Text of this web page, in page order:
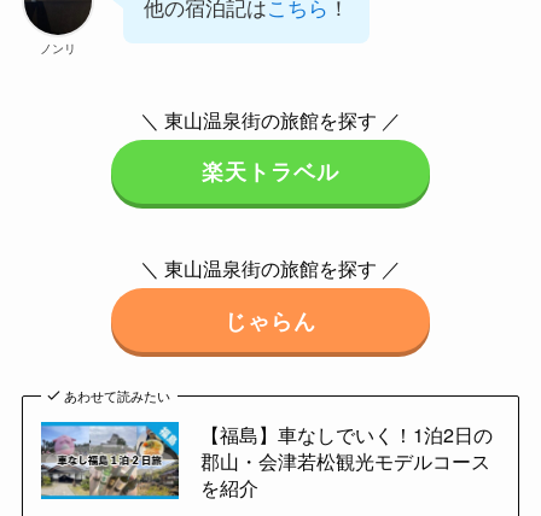
ノンリ
他の宿泊記はこちら ！
＼ 東山温泉街の旅館を探す ／
楽天トラベル
＼ 東山温泉街の旅館を探す ／
じゃらん
あわせて読みたい
【福島】車なしでいく！1泊2日の
郡山・会津若松観光モデルコース
を紹介